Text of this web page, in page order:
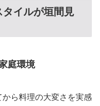
タイルが垣間見
庭環境
ら料理の大変さを実感